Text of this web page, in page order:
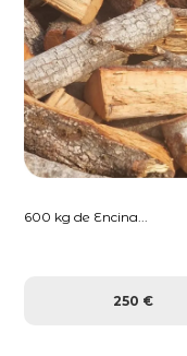
600 kg de Encina...
250 €